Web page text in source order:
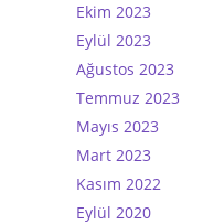
Ekim 2023
Eylül 2023
Ağustos 2023
Temmuz 2023
Mayıs 2023
Mart 2023
Kasım 2022
Eylül 2020